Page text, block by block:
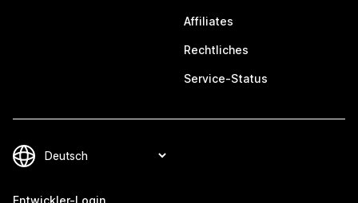
Affiliates
Rechtliches
Service-Status
Entwickler-Login